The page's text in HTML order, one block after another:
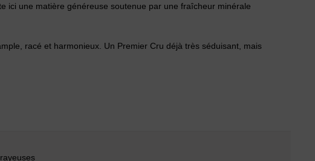
ici une matière généreuse soutenue par une fraîcheur minérale
racé et harmonieux. Un Premier Cru déjà très séduisant, mais